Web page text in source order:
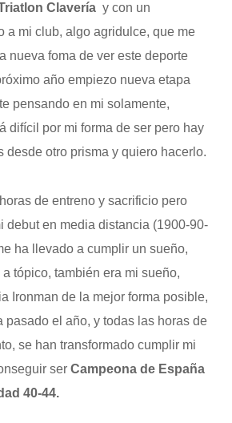
Clavería y con un
a mi club, algo agridulce, que me
nueva foma de ver este deporte
año empiezo nueva etapa
pensando en mi solamente,
difícil por mi forma de ser pero hay
desde otro prisma y quiero hacerlo.
de entreno y sacrificio pero
debut en media distancia (1900-90-
ha llevado a cumplir un sueño,
tópico, también era mi sueño,
Ironman de la mejor forma posible,
pasado el año, y todas las horas de
se han transformado cumplir mi
ser Campeona de España
40-44.